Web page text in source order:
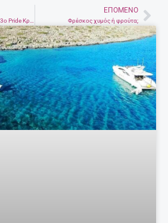
Στο πάρκο Γεωργιάδη το 3ο Pride Κρήτης
ΕΠΌΜΕΝΟ
Φρέσκος χυμός ή φρούτα;